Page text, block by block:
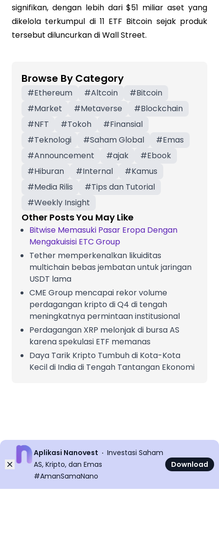
signifikan, dengan lebih dari $51 miliar aset yang
dikelola terkumpul di 11 ETF Bitcoin sejak produk
tersebut diluncurkan di Wall Street.
Browse By Category
#Ethereum #Altcoin #Bitcoin
#Market #Metaverse #Blockchain
#NFT #Tokoh #Finansial
#Teknologi #Saham Global #Emas
#Announcement #ajak #Ebook
#Hiburan #Internal #Kamus
#Media Rilis #Tips dan Tutorial
#Weekly Insight
Other Posts You May Like
Bitwise Memasuki Pasar Eropa Dengan
Mengakuisisi ETC Group
Tether memperkenalkan likuiditas
multichain bebas jembatan untuk jaringan
USDT lama
CME Group mencapai rekor volume
perdagangan kripto di Q4 di tengah
meningkatnya permintaan institusional
Perdagangan XRP melonjak di bursa AS
karena spekulasi ETF memanas
Daya Tarik Kripto Tumbuh di Kota-Kota
Kecil di India di Tengah Tantangan Ekonomi
Dismiss
Aplikasi Nanovest
Investasi Saham
AS, Kripto, dan Emas
#AmanSamaNano
Download